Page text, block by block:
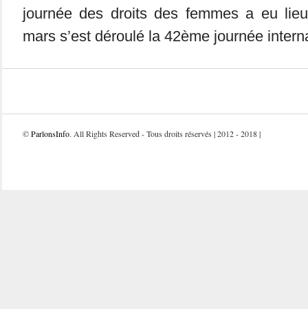
journée des droits des femmes a eu
mars s’est déroulé la 42ème journée
©ParlonsInfo. All Rights Reserved - Tous droits réservés | 2012 - 2018 |